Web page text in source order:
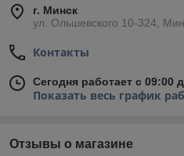
г. Минск
ул. Ольшевского 10-324,
Контакты
Сегодня работает с 09:00
Показать весь график
Отзывы о магазине